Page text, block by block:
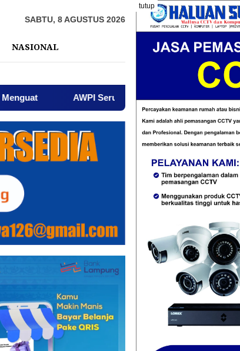
tutup
SABTU, 8 AGUSTUS 2026
NASIONAL
AWPI Serukan Perdamaian dan Kecam Provokasi di